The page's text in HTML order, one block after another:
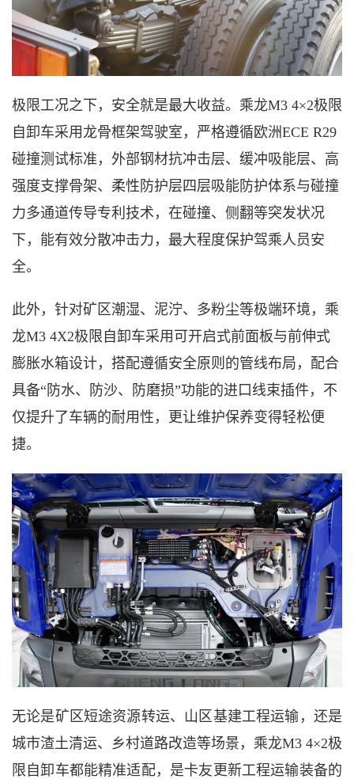
极限工况之下，安全就是最大收益。乘龙M3 4×2极限
自卸车采用龙骨框架驾驶室，严格遵循欧洲ECE R29
碰撞测试标准，外部钢材抗冲击层、缓冲吸能层、高
强度支撑骨架、柔性防护层四层吸能防护体系与碰撞
力多通道传导专利技术，在碰撞、侧翻等突发状况
下，能有效分散冲击力，最大程度保护驾乘人员安
全。
此外，针对矿区潮湿、泥泞、多粉尘等极端环境，乘
龙M3 4X2极限自卸车采用可开启式前面板与前伸式
膨胀水箱设计，搭配遵循安全原则的管线布局，配合
具备“防水、防沙、防磨损”功能的进口线束插件，不
仅提升了车辆的耐用性，更让维护保养变得轻松便
捷。
无论是矿区短途资源转运、山区基建工程运输，还是
城市渣土清运、乡村道路改造等场景，乘龙M3 4×2极
限自卸车都能精准适配，是卡友更新工程运输装备的